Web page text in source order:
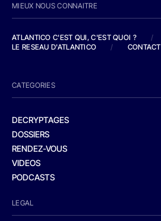
MIEUX NOUS CONNAITRE
ATLANTICO C'EST QUI, C'EST QUOI ?
/
LE RESEAU D'ATLANTICO
/ CONTACT
CATEGORIES
DECRYPTAGES
DOSSIERS
RENDEZ-VOUS
VIDEOS
PODCASTS
LEGAL